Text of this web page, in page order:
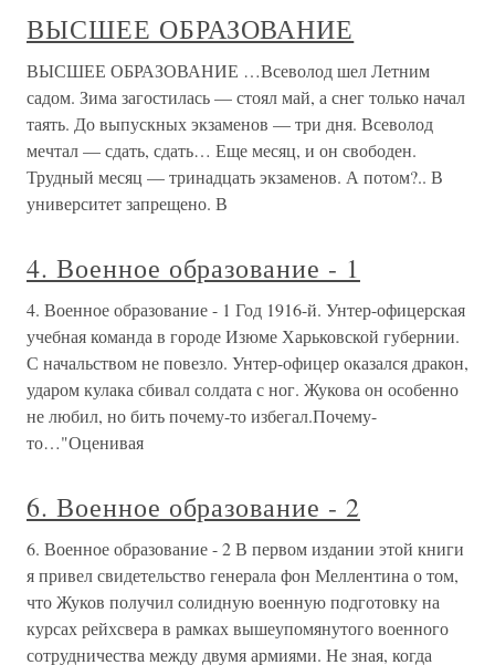
ВЫСШЕЕ ОБРАЗОВАНИЕ
ВЫСШЕЕ ОБРАЗОВАНИЕ …Всеволод шел Летним
садом. Зима загостилась — стоял май, а снег только начал
таять. До выпускных экзаменов — три дня. Всеволод
мечтал — сдать, сдать… Еще месяц, и он свободен.
Трудный месяц — тринадцать экзаменов. А потом?.. В
университет запрещено. В
4. Военное образование - 1
4. Военное образование - 1 Год 1916-й. Унтер-офицерская
учебная команда в городе Изюме Харьковской губернии.
С начальством не повезло. Унтер-офицер оказался дракон,
ударом кулака сбивал солдата с ног. Жукова он особенно
не любил, но бить почему-то избегал.Почему-
то…"Оценивая
6. Военное образование - 2
6. Военное образование - 2 В первом издании этой книги
я привел свидетельство генерала фон Меллентина о том,
что Жуков получил солидную военную подготовку на
курсах рейхсвера в рамках вышеупомянутого военного
сотрудничества между двумя армиями. Не зная, когда